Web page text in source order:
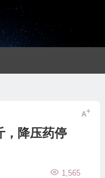
，降压药停
1,565